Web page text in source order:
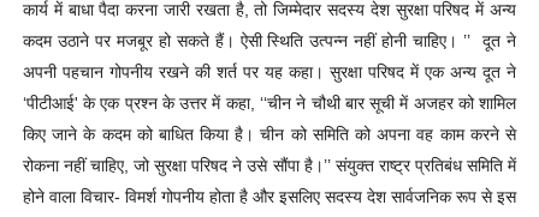
कार्य में बाधा पैदा करना जारी रखता है, तो जिम्मेदार सदस्य देश सुरक्षा परिषद में अन्य
कदम उठाने पर मजबूर हो सकते हैं। ऐसी स्थिति उत्पन्न नहीं होनी चाहिए। ’’दूत ने
अपनी पहचान गोपनीय रखने की शर्त पर यह कहा। सुरक्षा परिषद में एक अन्य दूत ने
‘पीटीआई' के एक प्रश्न के उत्तर में कहा, ‘‘चीन ने चौथी बार सूची में अजहर को शामिल
किए जाने के कदम को बाधित किया है। चीन को समिति को अपना वह काम करने से
रोकना नहीं चाहिए, जो सुरक्षा परिषद ने उसे सौंपा है।’’ संयुक्त राष्ट्र प्रतिबंध समिति में
होने वाला विचार- विमर्श गोपनीय होता है और इसलिए सदस्य देश सार्वजनिक रूप से इस